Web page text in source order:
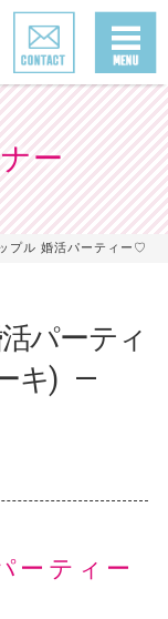
ー
プル 婚活パーティー♡
パーティ
キ)
ーティー